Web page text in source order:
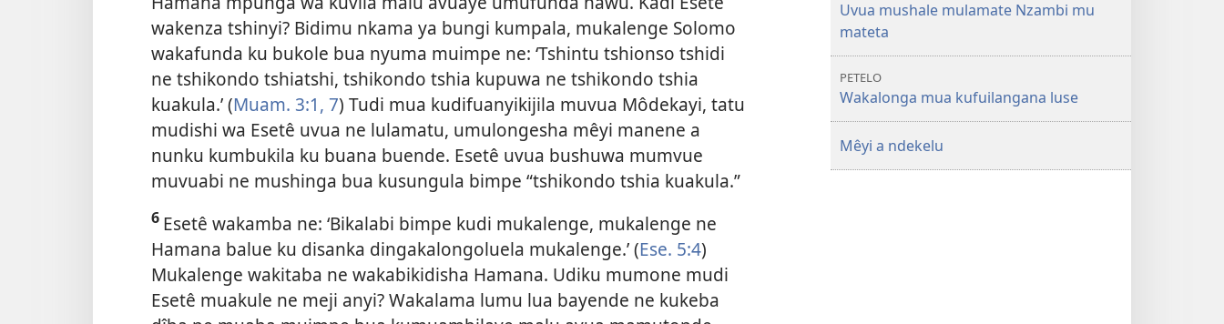
wakenza tshinyi? Bidimu nkama ya bungi kumpala, mukalenge Solomo
wakafunda ku bukole bua nyuma muimpe ne: ‘Tshintu tshionso tshidi
ne tshikondo tshiatshi, tshikondo tshia kupuwa ne tshikondo tshia
kuakula.’ (Muam. 3:1, 7) Tudi mua kudifuanyikijila muvua Môdekayi, tatu
mudishi wa Esetê uvua ne lulamatu, umulongesha mêyi manene a
nunku kumbukila ku buana buende. Esetê uvua bushuwa mumvue
muvuabi ne mushinga bua kusungula bimpe “tshikondo tshia kuakula.”
6 Esetê wakamba ne: ‘Bikalabi bimpe kudi mukalenge, mukalenge ne
Hamana balue ku disanka dingakalongoluela mukalenge.’ (Ese. 5:4)
Mukalenge wakitaba ne wakabikidisha Hamana. Udiku mumone mudi
Esetê muakule ne meji anyi? Wakalama lumu lua bayende ne kukeba
Uvua mushale mulamate Nzambi mu
mateta
PETELO
Wakalonga mua kufuilangana luse
Mêyi a ndekelu